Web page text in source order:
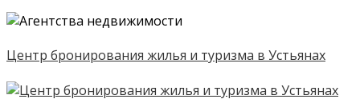
Центр бронирования жилья и туризма в Устьянах